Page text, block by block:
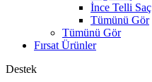
İnce Telli Saç
Tümünü Gör
Tümünü Gör
Fırsat Ürünler
Destek